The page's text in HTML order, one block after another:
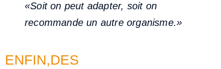
«Soit on peut adapter, soit on
recommande un autre organisme.»
ENFIN,DES